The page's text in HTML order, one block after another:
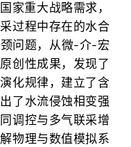
家重大战略需求，
过程中存在的水合
问题，从微-介-宏
创性成果，发现了
化规律，建立了含
了水流侵蚀相变强
调控与多气联采增
物理与数值模拟系